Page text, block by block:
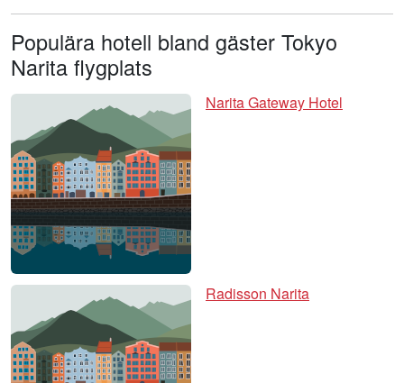
Populära hotell bland gäster Tokyo
Narita flygplats
Narita Gateway Hotel
Radisson Narita